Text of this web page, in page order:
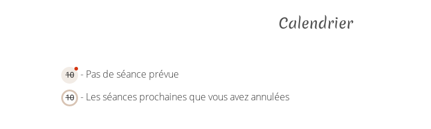
Calendrier
10 - Pas de séance prévue
10 - Les séances prochaines que vous avez annulées